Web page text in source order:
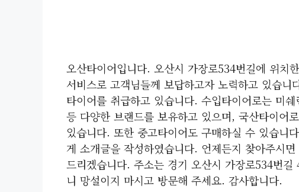
오산타이어입니다. 오산시 가장로534번길에 위치
서비스로 고객님들께 보답하고자 노력하고 있습
타이어를 취급하고 있습니다. 수입타이어로는 미
등 다양한 브랜드를 보유하고 있으며, 국산타이어
있습니다. 또한 중고타이어도 구매하실 수 있습니
게 소개글을 작성하였습니다. 언제든지 찾아주시
드리겠습니다. 주소는 경기 오산시 가장로534번
니 망설이지 마시고 방문해 주세요. 감사합니다.